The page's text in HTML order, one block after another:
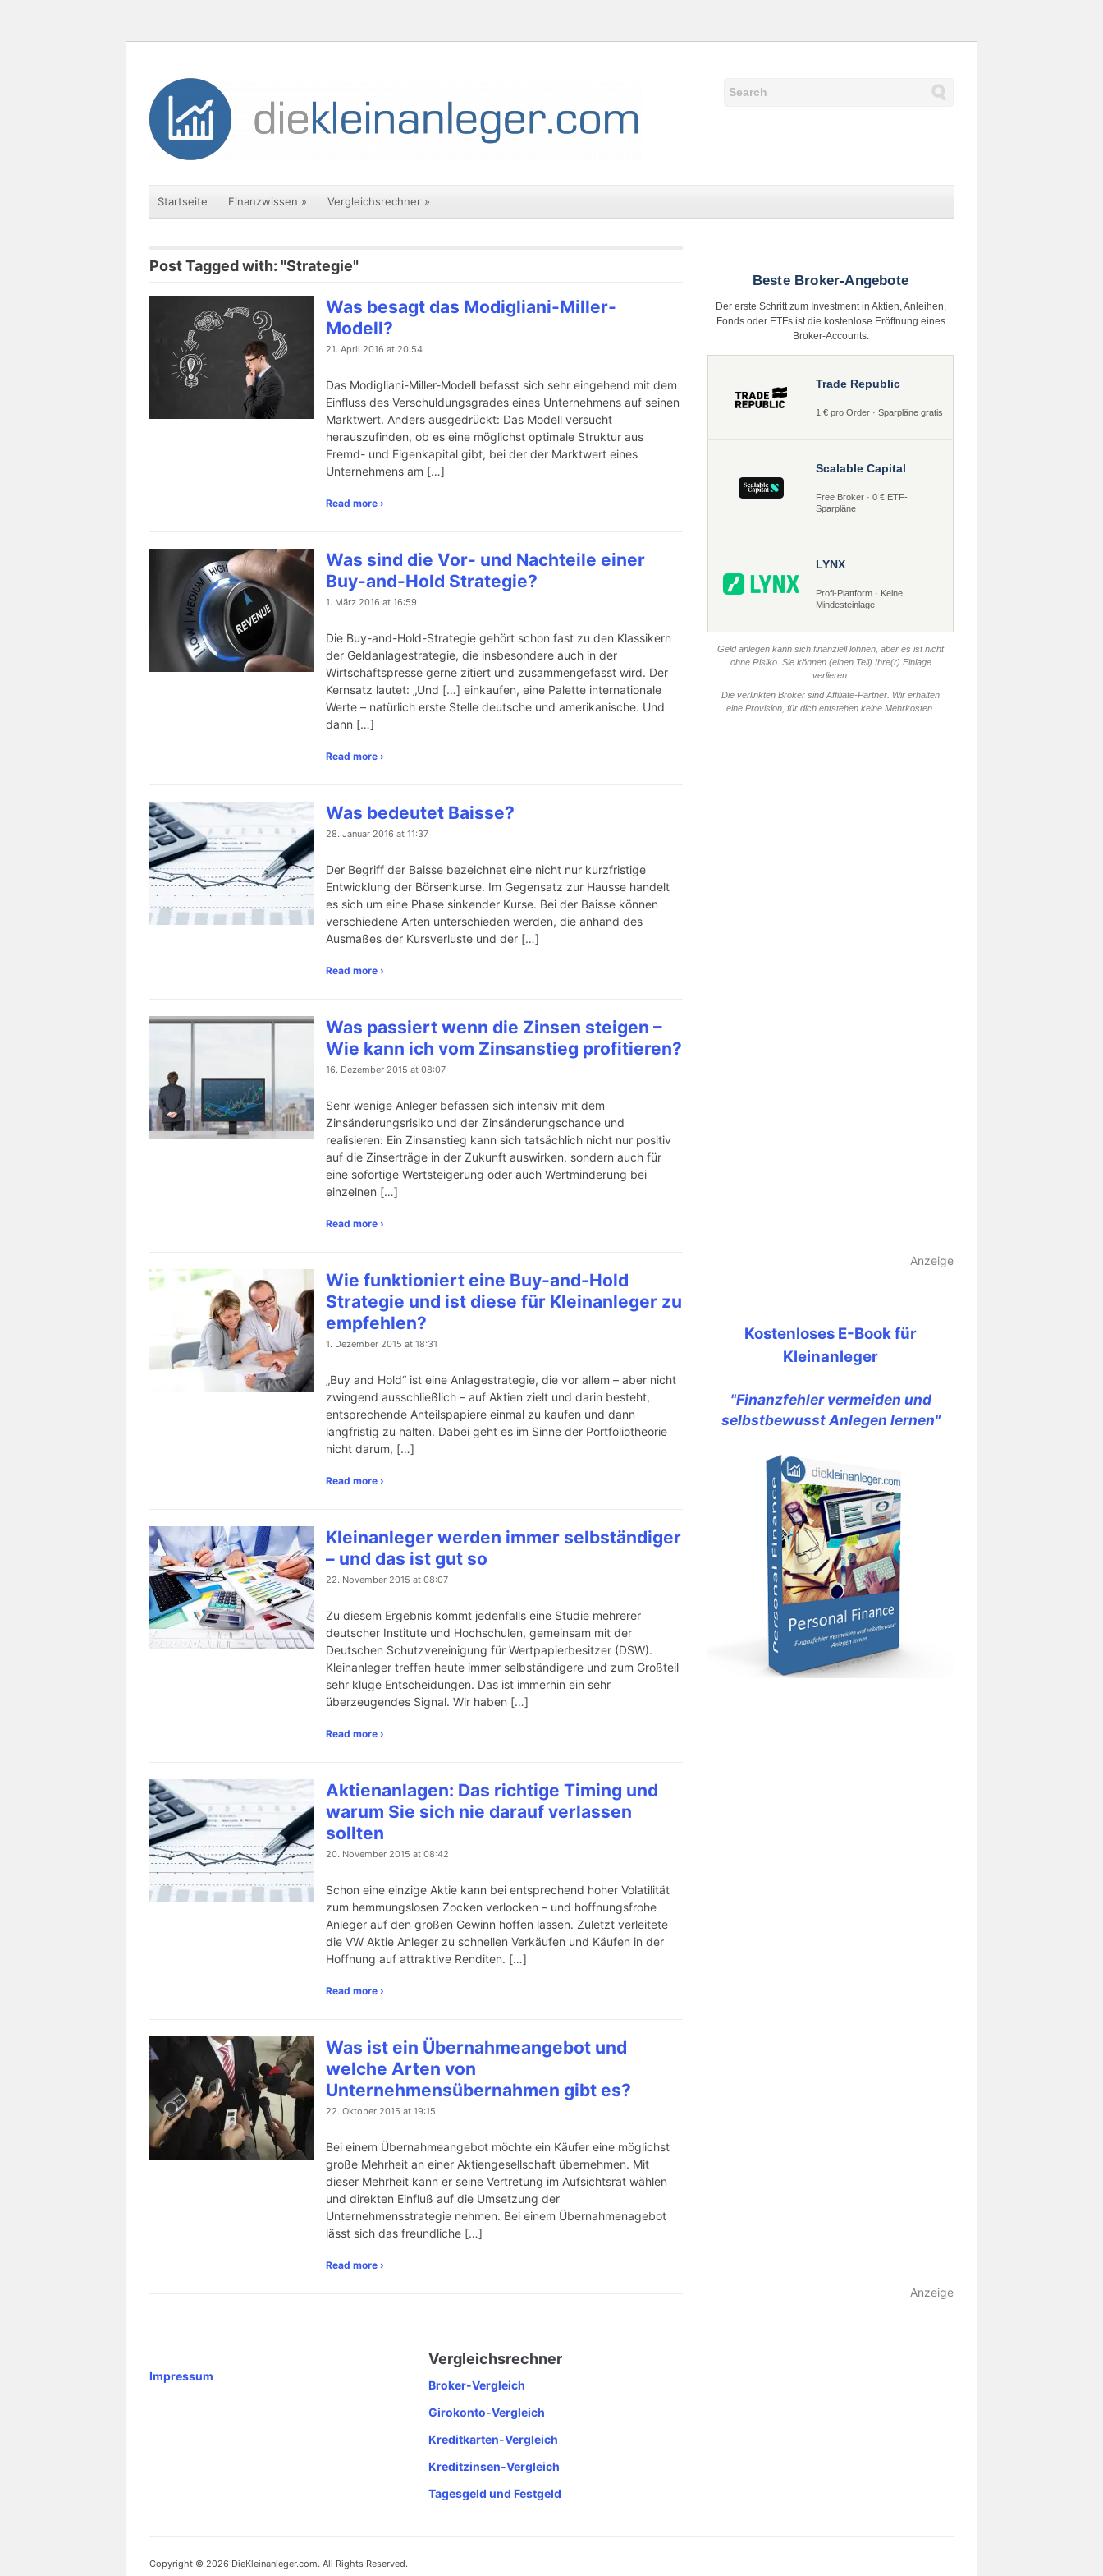
Startseite Finanzwissen » Vergleichsrechner »
Post Tagged with: "Strategie"
Was besagt das Modigliani-Miller-
Modell?
21. April 2016 at 20:54
Das Modigliani-Miller-Modell befasst sich sehr eingehend mit dem
Einfluss des Verschuldungsgrades eines Unternehmens auf seinen
Marktwert. Anders ausgedrückt: Das Modell versucht
herauszufinden, ob es eine möglichst optimale Struktur aus
Fremd- und Eigenkapital gibt, bei der der Marktwert eines
Unternehmens am […]
Read more ›
Was sind die Vor- und Nachteile einer
Buy-and-Hold Strategie?
1. März 2016 at 16:59
Die Buy-and-Hold-Strategie gehört schon fast zu den Klassikern
der Geldanlagestrategie, die insbesondere auch in der
Wirtschaftspresse gerne zitiert und zusammengefasst wird. Der
Kernsatz lautet: „Und […] einkaufen, eine Palette internationale
Werte – natürlich erste Stelle deutsche und amerikanische. Und
dann […]
Read more ›
Was bedeutet Baisse?
28. Januar 2016 at 11:37
Der Begriff der Baisse bezeichnet eine nicht nur kurzfristige
Entwicklung der Börsenkurse. Im Gegensatz zur Hausse handelt
es sich um eine Phase sinkender Kurse. Bei der Baisse können
verschiedene Arten unterschieden werden, die anhand des
Ausmaßes der Kursverluste und der […]
Read more ›
Was passiert wenn die Zinsen steigen –
Wie kann ich vom Zinsanstieg profitieren?
16. Dezember 2015 at 08:07
Sehr wenige Anleger befassen sich intensiv mit dem
Zinsänderungsrisiko und der Zinsänderungschance und
realisieren: Ein Zinsanstieg kann sich tatsächlich nicht nur positiv
auf die Zinserträge in der Zukunft auswirken, sondern auch für
eine sofortige Wertsteigerung oder auch Wertminderung bei
einzelnen […]
Read more ›
Wie funktioniert eine Buy-and-Hold
Strategie und ist diese für Kleinanleger zu
empfehlen?
1. Dezember 2015 at 18:31
„Buy and Hold“ ist eine Anlagestrategie, die vor allem – aber nicht
zwingend ausschließlich – auf Aktien zielt und darin besteht,
entsprechende Anteilspapiere einmal zu kaufen und dann
langfristig zu halten. Dabei geht es im Sinne der Portfoliotheorie
nicht darum, […]
Read more ›
Kleinanleger werden immer selbständiger
– und das ist gut so
22. November 2015 at 08:07
Zu diesem Ergebnis kommt jedenfalls eine Studie mehrerer
deutscher Institute und Hochschulen, gemeinsam mit der
Deutschen Schutzvereinigung für Wertpapierbesitzer (DSW).
Kleinanleger treffen heute immer selbständigere und zum Großteil
sehr kluge Entscheidungen. Das ist immerhin ein sehr
überzeugendes Signal. Wir haben […]
Read more ›
Aktienanlagen: Das richtige Timing und
warum Sie sich nie darauf verlassen
sollten
20. November 2015 at 08:42
Schon eine einzige Aktie kann bei entsprechend hoher Volatilität
zum hemmungslosen Zocken verlocken – und hoffnungsfrohe
Anleger auf den großen Gewinn hoffen lassen. Zuletzt verleitete
die VW Aktie Anleger zu schnellen Verkäufen und Käufen in der
Hoffnung auf attraktive Renditen. […]
Read more ›
Was ist ein Übernahmeangebot und
welche Arten von
Unternehmensübernahmen gibt es?
22. Oktober 2015 at 19:15
Bei einem Übernahmeangebot möchte ein Käufer eine möglichst
große Mehrheit an einer Aktiengesellschaft übernehmen. Mit
dieser Mehrheit kann er seine Vertretung im Aufsichtsrat wählen
und direkten Einfluß auf die Umsetzung der
Unternehmensstrategie nehmen. Bei einem Übernahmenagebot
lässt sich das freundliche […]
Read more ›
Beste Broker-Angebote
Der erste Schritt zum Investment in Aktien, Anleihen,
Fonds oder ETFs ist die kostenlose Eröffnung eines
Broker-Accounts.
Trade Republic
1 € pro Order · Sparpläne gratis
Scalable Capital
Free Broker · 0 € ETF-
Sparpläne
LYNX
Profi-Plattform · Keine
Mindesteinlage
Geld anlegen kann sich finanziell lohnen, aber es ist nicht
ohne Risiko. Sie können (einen Teil) Ihre(r) Einlage
verlieren.
Die verlinkten Broker sind Affiliate-Partner. Wir erhalten
eine Provision, für dich entstehen keine Mehrkosten.
Anzeige
Kostenloses E-Book für
Kleinanleger
"Finanzfehler vermeiden und
selbstbewusst Anlegen lernen"
Anzeige
Impressum
Vergleichsrechner
Broker-Vergleich
Girokonto-Vergleich
Kreditkarten-Vergleich
Kreditzinsen-Vergleich
Tagesgeld und Festgeld
Copyright © 2026 DieKleinanleger.com. All Rights Reserved.